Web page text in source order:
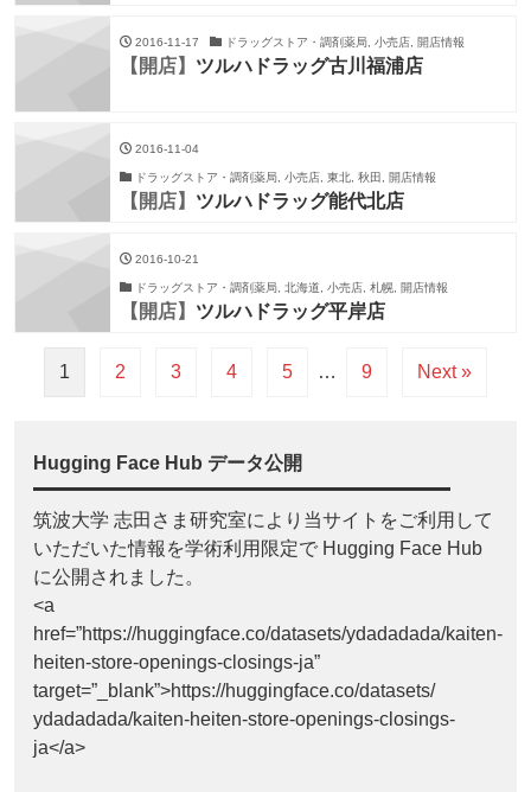
2016-11-17 ドラッグストア・調剤薬局, 小売店, 開店情報
【開店】 ツルハドラッグ古川福浦店
2016-11-04
ドラッグストア・調剤薬局, 小売店, 東北, 秋田, 開店情報
【開店】 ツルハドラッグ能代北店
2016-10-21
ドラッグストア・調剤薬局, 北海道, 小売店, 札幌, 開店情報
【開店】 ツルハドラッグ平岸店
1 2 3 4 5 … 9 Next »
Hugging Face Hub データ公開
筑波大学 志田さま研究室により当サイトをご利用して
いただいた情報を学術利用限定で Hugging Face Hub
に公開されました。
<a
href=”https://huggingface.co/datasets/ydadadada/kaiten-
heiten-store-openings-closings-ja”
target=”_blank”>https://huggingface.co/datasets/
ydadadada/kaiten-heiten-store-openings-closings-
ja</a>